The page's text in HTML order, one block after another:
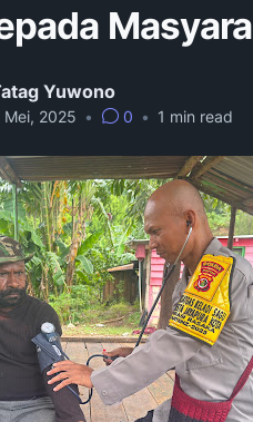
Yuwono
Mei, 2025 • 0 • 1 min read